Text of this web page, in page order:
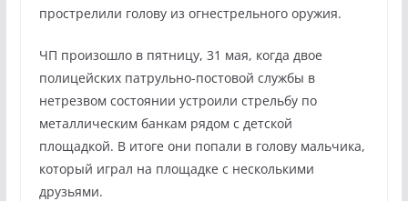
прострелили голову из огнестрельного оружия.
ЧП произошло в пятницу, 31 мая, когда двое
полицейских патрульно-постовой службы в
нетрезвом состоянии устроили стрельбу по
металлическим банкам рядом с детской
площадкой. В итоге они попали в голову мальчика,
который играл на площадке с несколькими
друзьями.